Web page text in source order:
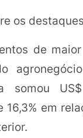
os destaques
de
somou
16,3% em